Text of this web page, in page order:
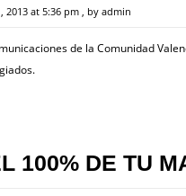
2013 at 5:36 pm , by admin
de la Comunidad
100% DE TU